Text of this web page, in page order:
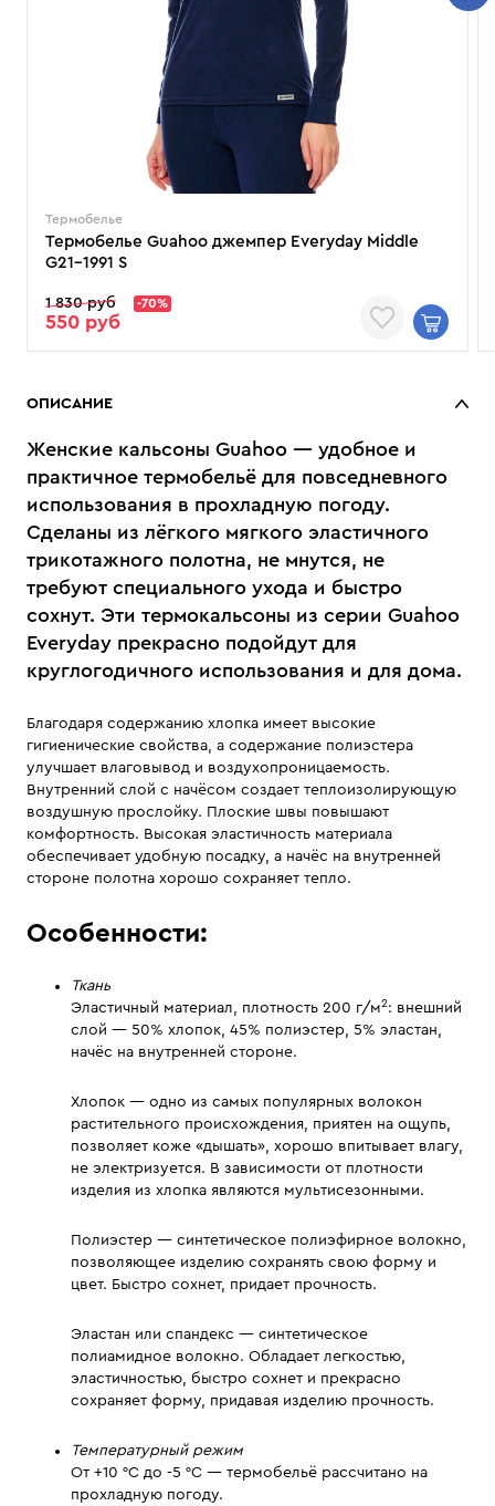
Термобелье
Термобелье Guahoo джемпер Everyday Middle
G21-1991 S
1 830 руб -70%
550 руб
ОПИСАНИЕ
Женские кальсоны Guahoo — удобное и
практичное термобельё для повседневного
использования в прохладную погоду.
Сделаны из лёгкого мягкого эластичного
трикотажного полотна, не мнутся, не
требуют специального ухода и быстро
сохнут. Эти термокальсоны из серии Guahoo
Everyday прекрасно подойдут для
круглогодичного использования и для дома.
Благодаря содержанию хлопка имеет высокие
гигиенические свойства, а содержание полиэстера
улучшает влаговывод и воздухопроницаемость.
Внутренний слой с начёсом создает теплоизолирующую
воздушную прослойку. Плоские швы повышают
комфортность. Высокая эластичность материала
обеспечивает удобную посадку, а начёс на внутренней
стороне полотна хорошо сохраняет тепло.
Особенности:
Ткань
Эластичный материал, плотность 200 г/м2 : внешний
слой — 50% хлопок, 45% полиэстер, 5% эластан,
начёс на внутренней стороне.
Хлопок — одно из самых популярных волокон
растительного происхождения, приятен на ощупь,
позволяет коже «дышать», хорошо впитывает влагу,
не электризуется. В зависимости от плотности
изделия из хлопка являются мультисезонными.
Полиэстер — синтетическое полиэфирное волокно,
позволяющее изделию сохранять свою форму и
цвет. Быстро сохнет, придает прочность.
Эластан или спандекс — синтетическое
полиамидное волокно. Обладает легкостью,
эластичностью, быстро сохнет и прекрасно
сохраняет форму, придавая изделию прочность.
Температурный режим
От +10 °C до -5 °C — термобельё рассчитано на
прохладную погоду.